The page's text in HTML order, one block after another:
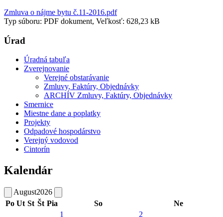
Zmluva o nájme bytu č.11-2016.pdf
Typ súboru: PDF dokument, Veľkosť: 628,23 kB
Úrad
Úradná tabuľa
Zverejnovanie
Verejné obstarávanie
Zmluvy, Faktúry, Objednávky
ARCHÍV Zmluvy, Faktúry, Objednávky
Smernice
Miestne dane a poplatky
Projekty
Odpadové hospodárstvo
Verejný vodovod
Cintorín
Kalendár
August2026
Po Ut St Št Pia So Ne
1
2